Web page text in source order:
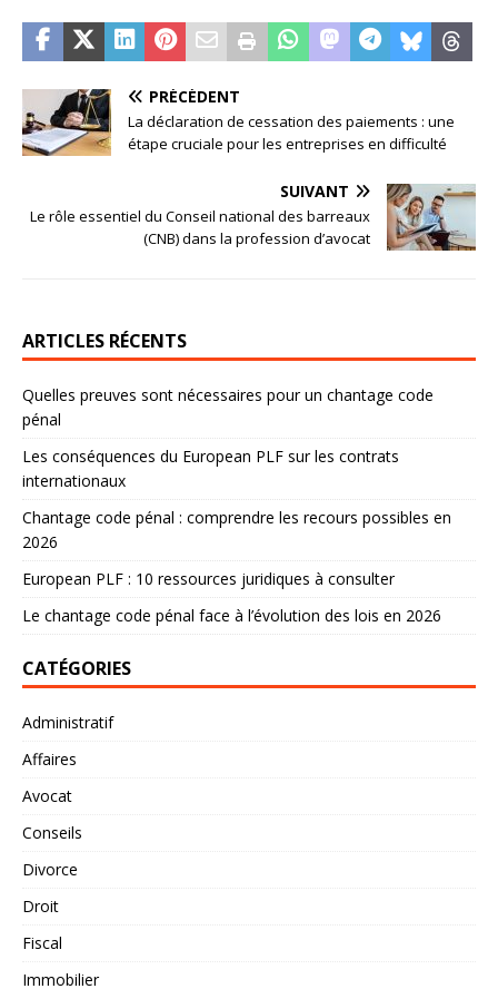
PRÉCÉDENT
La déclaration de cessation des paiements : une
étape cruciale pour les entreprises en difficulté
SUIVANT
Le rôle essentiel du Conseil national des barreaux
(CNB) dans la profession d’avocat
ARTICLES RÉCENTS
Quelles preuves sont nécessaires pour un chantage code
pénal
Les conséquences du European PLF sur les contrats
internationaux
Chantage code pénal : comprendre les recours possibles en
2026
European PLF : 10 ressources juridiques à consulter
Le chantage code pénal face à l’évolution des lois en 2026
CATÉGORIES
Administratif
Affaires
Avocat
Conseils
Divorce
Droit
Fiscal
Immobilier